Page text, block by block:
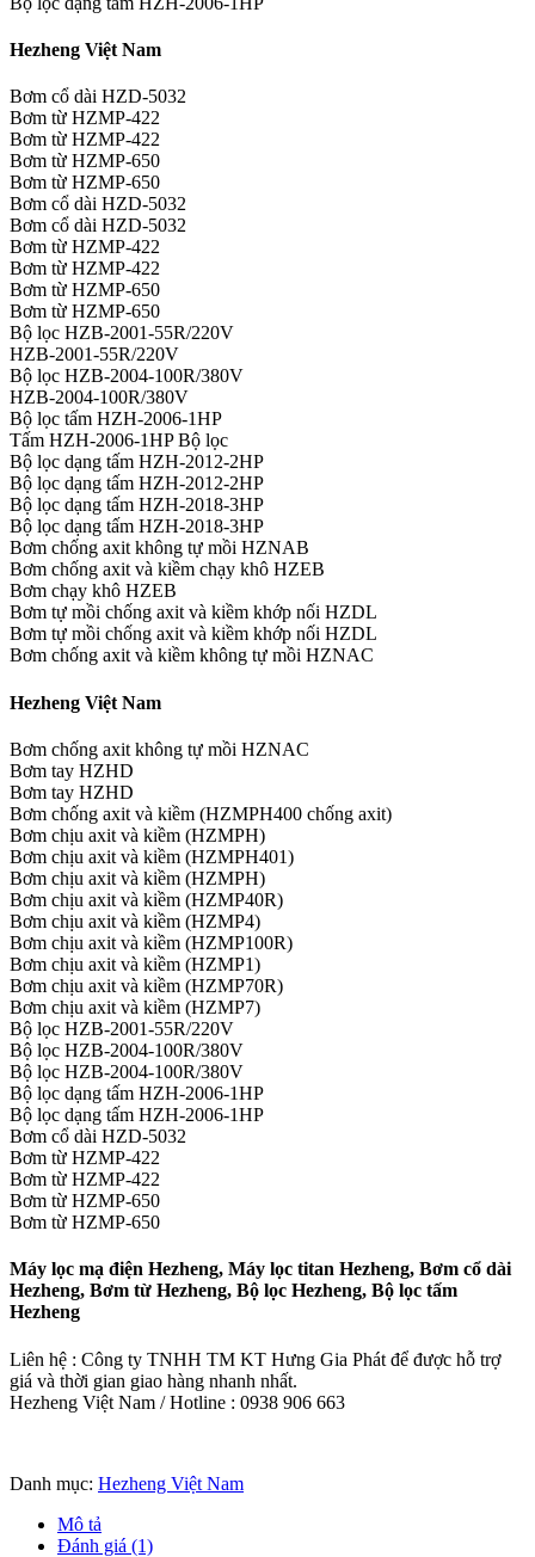
Hezheng Việt Nam
Bơm cổ dài HZD-5032
Bơm từ HZMP-422
Bơm từ HZMP-422
Bơm từ HZMP-650
Bơm từ HZMP-650
Bơm cổ dài HZD-5032
Bơm cổ dài HZD-5032
Bơm từ HZMP-422
Bơm từ HZMP-422
Bơm từ HZMP-650
Bơm từ HZMP-650
Bộ lọc HZB-2001-55R/220V
HZB-2001-55R/220V
Bộ lọc HZB-2004-100R/380V
HZB-2004-100R/380V
Bộ lọc tấm HZH-2006-1HP
Tấm HZH-2006-1HP Bộ lọc
Bộ lọc dạng tấm HZH-2012-2HP
Bộ lọc dạng tấm HZH-2012-2HP
Bộ lọc dạng tấm HZH-2018-3HP
Bộ lọc dạng tấm HZH-2018-3HP
Bơm chống axit không tự mồi HZNAB
Bơm chống axit và kiềm chạy khô HZEB
Bơm chạy khô HZEB
Bơm tự mồi chống axit và kiềm khớp nối HZDL
Bơm tự mồi chống axit và kiềm khớp nối HZDL
Bơm chống axit và kiềm không tự mồi HZNAC
Hezheng Việt Nam
Bơm chống axit không tự mồi HZNAC
Bơm tay HZHD
Bơm tay HZHD
Bơm chống axit và kiềm (HZMPH400 chống axit)
Bơm chịu axit và kiềm (HZMPH)
Bơm chịu axit và kiềm (HZMPH401)
Bơm chịu axit và kiềm (HZMPH)
Bơm chịu axit và kiềm (HZMP40R)
Bơm chịu axit và kiềm (HZMP4)
Bơm chịu axit và kiềm (HZMP100R)
Bơm chịu axit và kiềm (HZMP1)
Bơm chịu axit và kiềm (HZMP70R)
Bơm chịu axit và kiềm (HZMP7)
Bộ lọc HZB-2001-55R/220V
Bộ lọc HZB-2004-100R/380V
Bộ lọc HZB-2004-100R/380V
Bộ lọc dạng tấm HZH-2006-1HP
Bộ lọc dạng tấm HZH-2006-1HP
Bơm cổ dài HZD-5032
Bơm từ HZMP-422
Bơm từ HZMP-422
Bơm từ HZMP-650
Bơm từ HZMP-650
Máy lọc mạ điện Hezheng, Máy lọc titan Hezheng, Bơm cổ dài
Hezheng, Bơm từ Hezheng, Bộ lọc Hezheng, Bộ lọc tấm
Hezheng
Liên hệ : Công ty TNHH TM KT Hưng Gia Phát để được hỗ trợ
giá và thời gian giao hàng nhanh nhất.
Hezheng Việt Nam / Hotline : 0938 906 663
Danh mục: Hezheng Việt Nam
Mô tả
Đánh giá (1)